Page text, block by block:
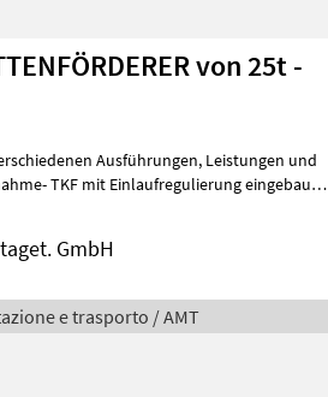
von 25t -
Ausführungen, Leistungen und
GmbH
e trasporto / AMT